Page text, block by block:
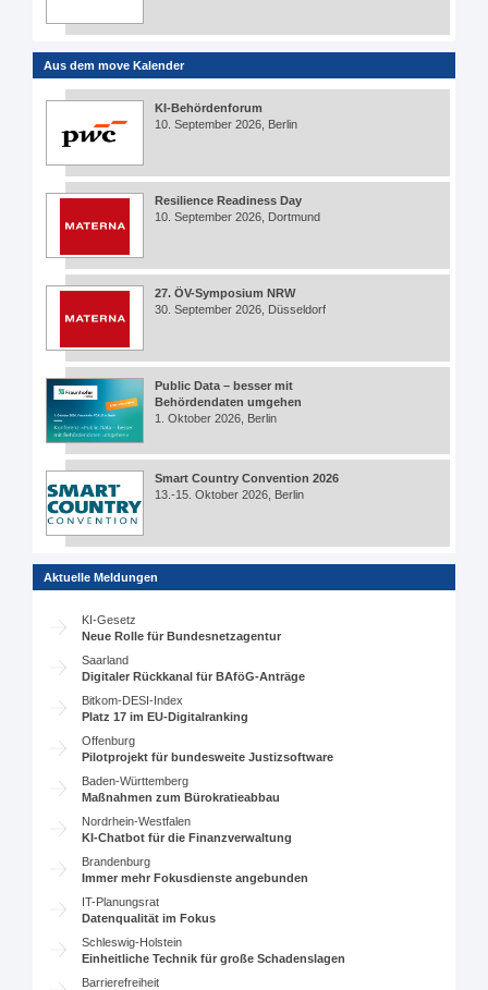
Aus dem move Kalender
KI-Behördenforum
10. September 2026, Berlin
Resilience Readiness Day
10. September 2026, Dortmund
27. ÖV-Symposium NRW
30. September 2026, Düsseldorf
Public Data – besser mit
Behördendaten umgehen
1. Oktober 2026, Berlin
Smart Country Convention 2026
13.-15. Oktober 2026, Berlin
Aktuelle Meldungen
KI-Gesetz
Neue Rolle für Bundesnetzagentur
Saarland
Digitaler Rückkanal für BAföG-Anträge
Bitkom-DESI-Index
Platz 17 im EU-Digitalranking
Offenburg
Pilotprojekt für bundesweite Justizsoftware
Baden-Württemberg
Maßnahmen zum Bürokratieabbau
Nordrhein-Westfalen
KI-Chatbot für die Finanzverwaltung
Brandenburg
Immer mehr Fokusdienste angebunden
IT-Planungsrat
Datenqualität im Fokus
Schleswig-Holstein
Einheitliche Technik für große Schadenslagen
Barrierefreiheit